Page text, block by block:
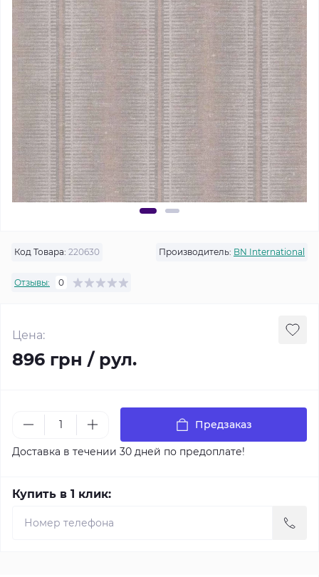
Код Товара: 220630 Производитель: BN International
Отзывы: 0
Цена:
896 грн / рул.
Предзаказ
Доставка в течении 30 дней по предоплате!
Купить в 1 клик: